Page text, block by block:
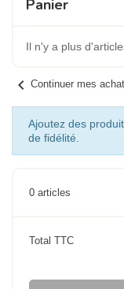
Panier
Il n'y a plus
chevron_left Continuer mes
Ajoutez des
de fidélité.
0 articles
Total TTC